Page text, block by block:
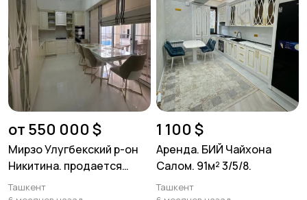
от 550 000 $
Мирзо Улугбекский р-он
Никитина. продается
дом.230м²
Ташкент
1 100 $
Аренда. БИЙ Чайхона
Салом. 91м² 3/5/8.
Ташкент